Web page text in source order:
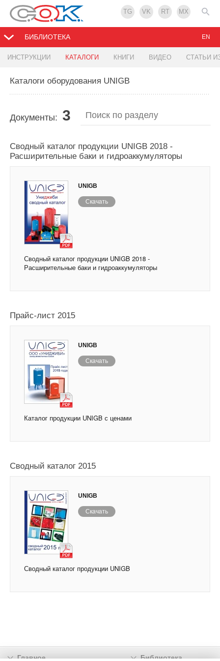
TG VK RT MX
БИБЛИОТЕКА
ИНСТРУКЦИИ КАТАЛОГИ КНИГИ ВИДЕО СТАТЬИ
EN
Каталоги оборудования UNIGB
Документы: 3
Сводный каталог продукции UNIGB 2018 -
Расширительные баки и гидроаккумуляторы
UNIGB
Скачать
Сводный каталог продукции UNIGB 2018 -
Расширительные баки и гидроаккумуляторы
Прайс-лист 2015
UNIGB
Скачать
Каталог продукции UNIGB с ценами
Сводный каталог 2015
UNIGB
Скачать
Сводный каталог продукции UNIGB
Главное Библиотека